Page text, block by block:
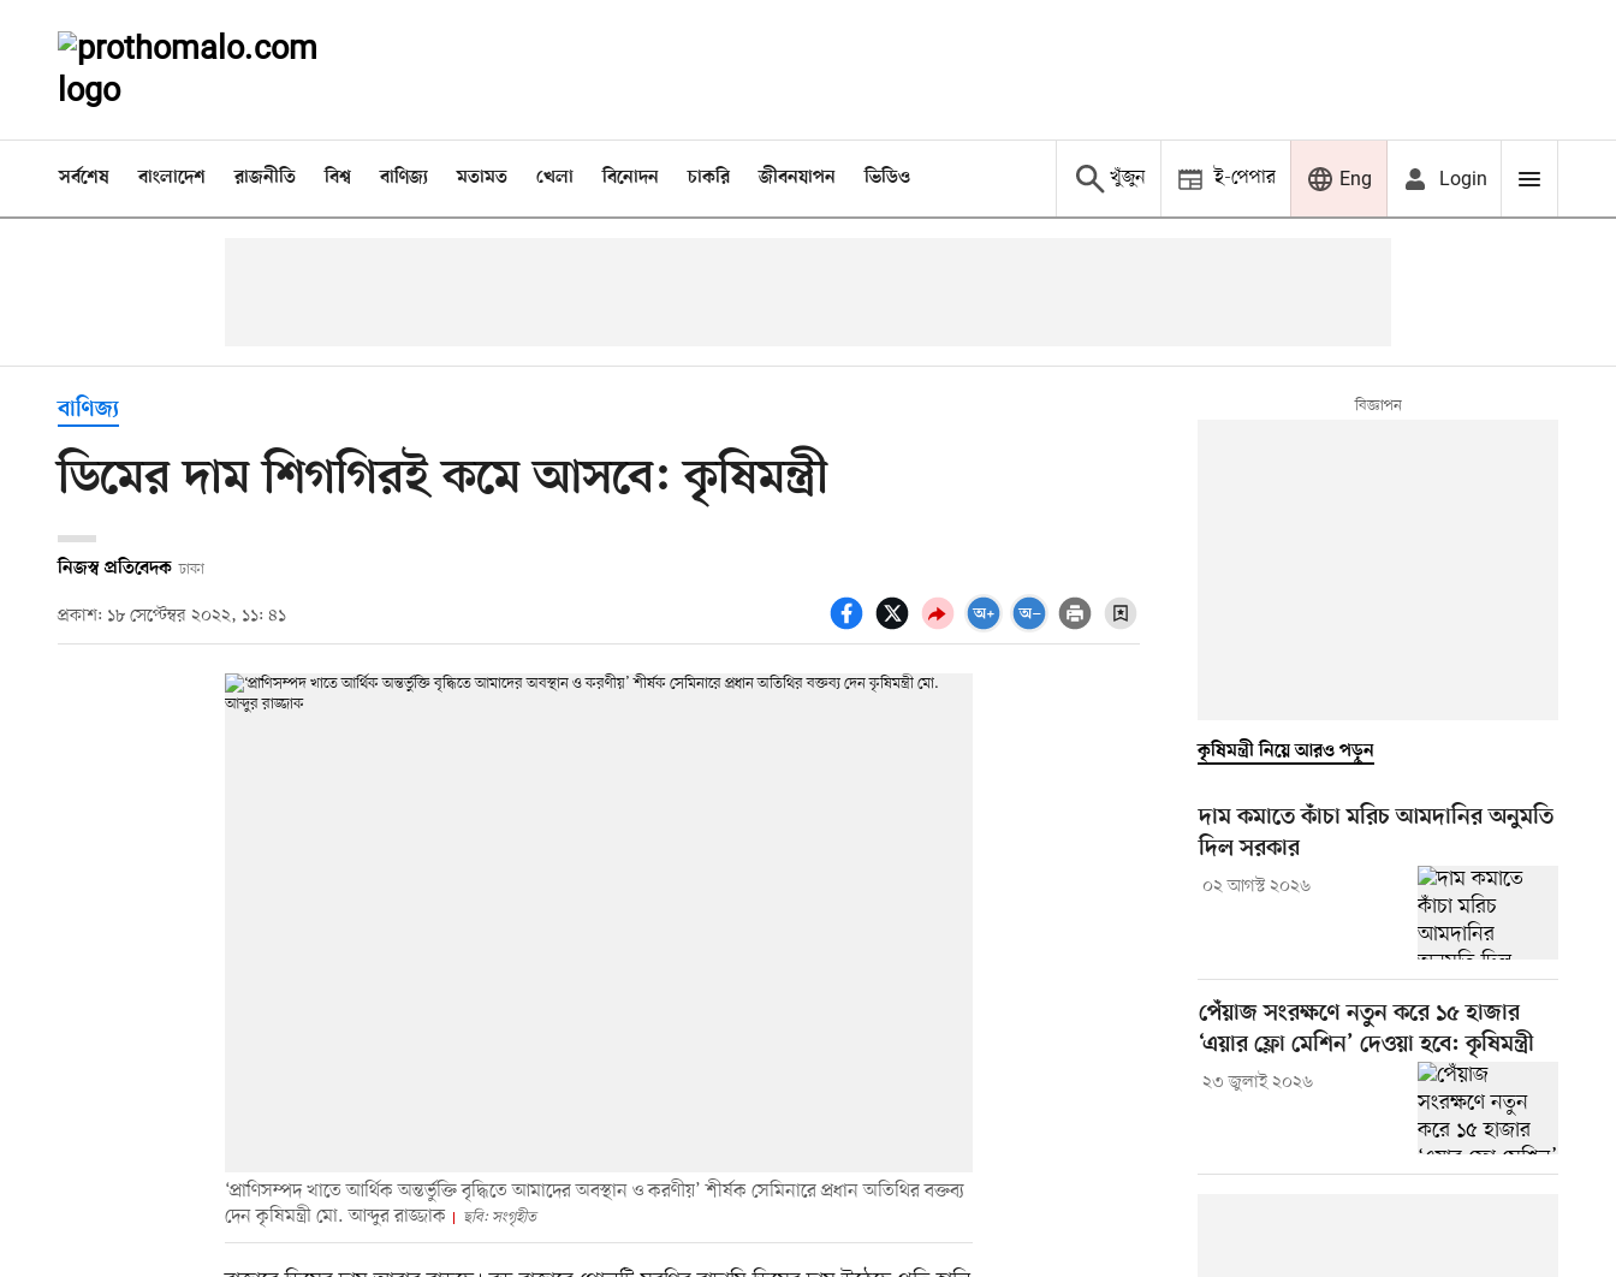
সর্বশেষ বাংলাদেশ রাজনীতি বিশ্ব বাণিজ্য মতামত খেলা বিনোদন চাকরি জীবনযাপন ভিডিও খুঁজুন ই-পেপার Eng Login
বাণিজ্য
ডিমের দাম শিগগিরই কমে আসবে: কৃষিমন্ত্রী
নিজস্ব প্রতিবেদক ঢাকা
প্রকাশ: ১৮ সেপ্টেম্বর ২০২২, ১১: ৪১
‘প্রাণিসম্পদ খাতে আর্থিক অন্তর্ভুক্তি বৃদ্ধিতে আমাদের অবস্থান ও করণীয়’ শীর্ষক সেমিনারে প্রধান অতিথির বক্তব্য
দেন কৃষিমন্ত্রী মো. আব্দুর রাজ্জাক
ছবি: সংগৃহীত
কৃষিমন্ত্রী নিয়ে আরও পড়ুন
দাম কমাতে কাঁচা মরিচ আমদানির অনুমতি
দিল সরকার
০২ আগস্ট ২০২৬
পেঁয়াজ সংরক্ষণে নতুন করে ১৫ হাজার
‘এয়ার ফ্লো মেশিন’ দেওয়া হবে: কৃষিমন্ত্রী
২৩ জুলাই ২০২৬